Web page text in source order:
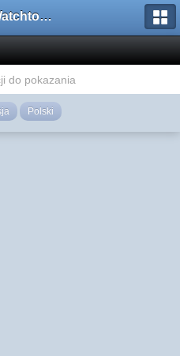
Forum Watchtower
do pokazania
Polski